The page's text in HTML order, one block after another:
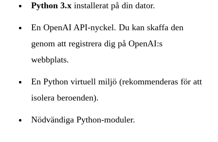
Python 3.x installerat på din dator.
En OpenAI API‑nyckel. Du kan skaffa den
genom att registrera dig på OpenAI:s
webbplats.
En Python virtuell miljö (rekommenderas för att
isolera beroenden).
Nödvändiga Python‑moduler.